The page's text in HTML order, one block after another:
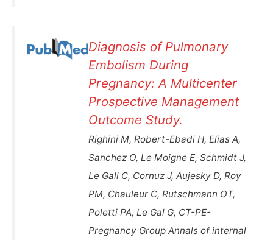
Diagnosis of Pulmonary
Embolism During
Pregnancy: A Multicenter
Prospective Management
Outcome Study.
Righini M, Robert-Ebadi H, Elias A,
Sanchez O, Le Moigne E, Schmidt J,
Le Gall C, Cornuz J, Aujesky D, Roy
PM, Chauleur C, Rutschmann OT,
Poletti PA, Le Gal G, CT-PE-
Pregnancy Group Annals of internal